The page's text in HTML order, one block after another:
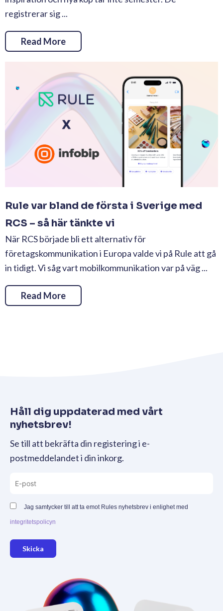
registrerar sig ...
Read More
Rule var bland de första i Sverige med
RCS – så här tänkte vi
När RCS började bli ett alternativ för
företagskommunikation i Europa valde vi på Rule att gå
in tidigt. Vi såg vart mobilkommunikation var på väg ...
Read More
Håll dig uppdaterad med vårt
nyhetsbrev!
Se till att bekräfta din registering i e-
postmeddelandet i din inkorg.
Jag samtycker till att ta emot Rules nyhetsbrev i enlighet med
integritetspolicyn
Skicka